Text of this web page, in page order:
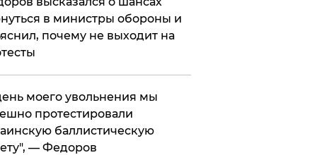
в министры обороны и
почему не выходит на
моего увольнения мы
протестировали
баллистическую
— Федоров